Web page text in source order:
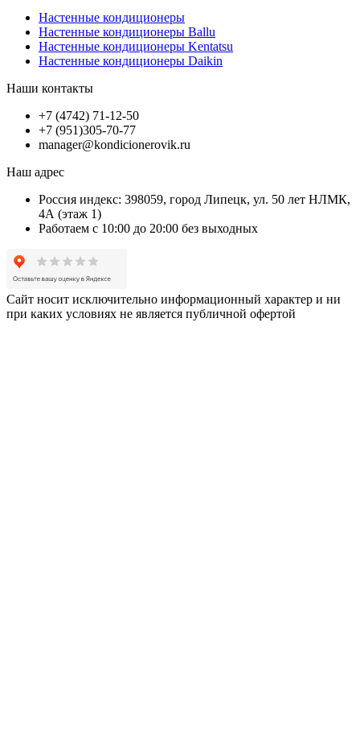
Настенные кондиционеры
Настенные кондиционеры Ballu
Настенные кондиционеры Kentatsu
Настенные кондиционеры Daikin
Наши контакты
+7 (4742) 71-12-50
+7 (951)305-70-77
manager@kondicionerovik.ru
Наш адрес
Россия индекс: 398059, город Липецк, ул. 50 лет НЛМК,
4А (этаж 1)
Работаем с 10:00 до 20:00 без выходных
Сайт носит исключительно информационный характер и ни
при каких условиях не является публичной офертой